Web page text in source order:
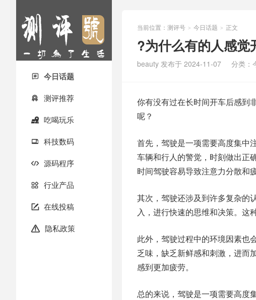
 今日话题
 测评推荐
 吃喝玩乐
 科技数码
 源码程序
 行业产品
 在线投稿
 隐私政策
当前位置： 测评号 > 今日话题 > 正文
?为什么有的人感觉
beauty 发布于 2024-11-07 分类：
你有没有过在长时间开车后感到
呢？
首先，驾驶是一项需要高度集中
车辆和行人的警觉，时刻做出正
时间驾驶容易导致注意力分散和疲
其次，驾驶还涉及到许多复杂的
入，进行快速的思维和决策。这
此外，驾驶过程中的环境因素也
乏味，缺乏新鲜感和刺激，进而
感到更加疲劳。
总的来说，驾驶是一项需要高度